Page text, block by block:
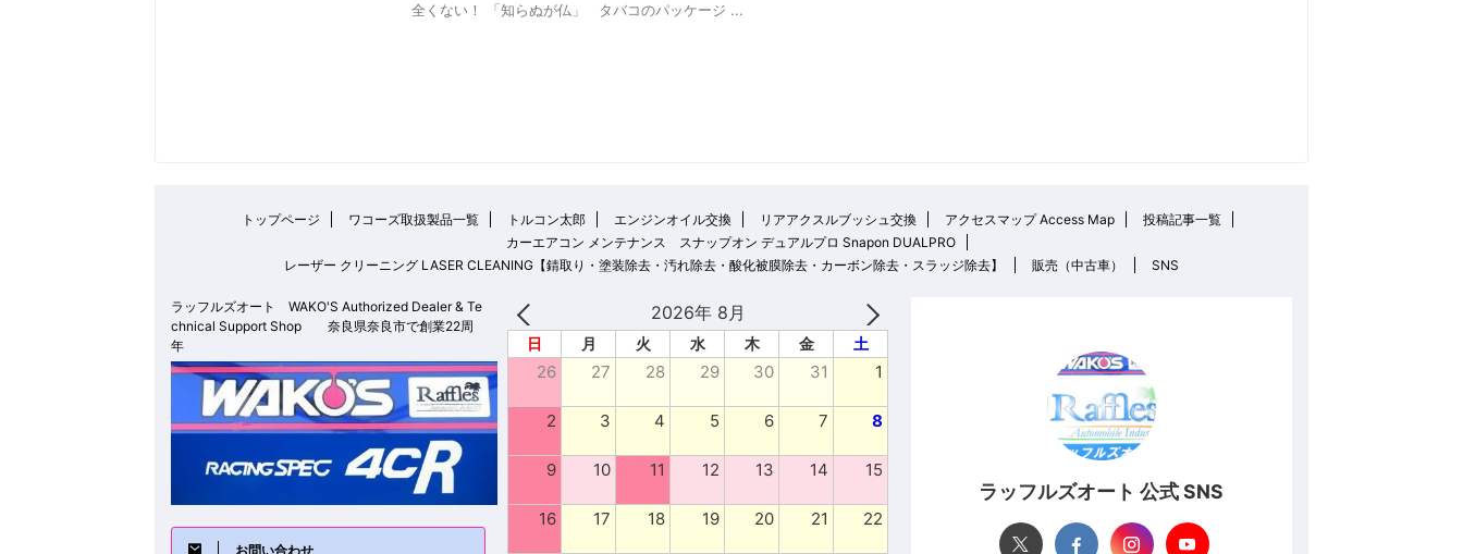
全くない！ 「知らぬが仏」 タバコのパッケージ ...
トップページ ワコーズ取扱製品一覧 トルコン太郎 エンジンオイル交換 リアアクスルブッシュ交換 アクセスマップ Access Map
投稿記事一覧
カーエアコン メンテナンス スナップオン デュアルプロ Snapon DUALPRO
レーザー クリーニング LASER CLEANING【錆取り・塗装除去・汚れ除去・酸化被膜除去・カーボン除去・スラッジ除去】
販売（中古車） SNS
2026年 8月
日 月 火 水 木 金 土
26 27 28 29 30 31 1
2 3 4 5 6 7 8
9 10 11 12 13 14 15
16 17 18 19 20 21 22
ラッフルズオート 公式 SNS
ラッフルズオート WAKO'S Authorized Dealer & Te
chnical Support Shop 奈良県奈良市で創業22周
年
お問い合わせ